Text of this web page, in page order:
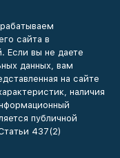
сайта в
Если вы не даете
данных, вам
на сайте
наличия
публичной
437(2)